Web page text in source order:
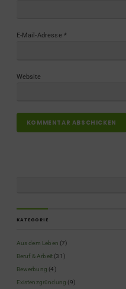
E-Mail-Adresse *
Website
KATEGORIE
Aus dem Leben (7)
Beruf & Arbeit (31)
Bewerbung (4)
Existenzgründung (9)